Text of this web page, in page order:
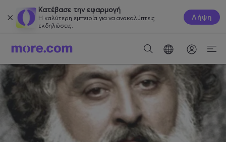
Κατέβασε την εφαρμογή
Η καλύτερη εμπειρία για να ανακαλύπτεις
εκδηλώσεις.
Λήψη